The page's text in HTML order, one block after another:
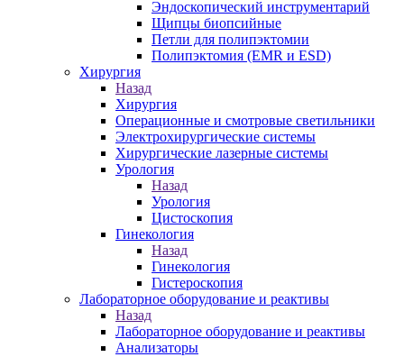
Эндоскопический инструментарий
Щипцы биопсийные
Петли для полипэктомии
Полипэктомия (EMR и ESD)
Хирургия
Назад
Хирургия
Операционные и смотровые светильники
Электрохирургические системы
Хирургические лазерные системы
Урология
Назад
Урология
Цистоскопия
Гинекология
Назад
Гинекология
Гистероскопия
Лабораторное оборудование и реактивы
Назад
Лабораторное оборудование и реактивы
Анализаторы